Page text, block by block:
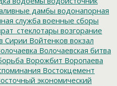
дамбы водонапорная
служба военные сборы
возгорание
Сирии Войтенков вокзал
Волочаевская битва
Ворожбит Воропаева
Востокцемент
экономический